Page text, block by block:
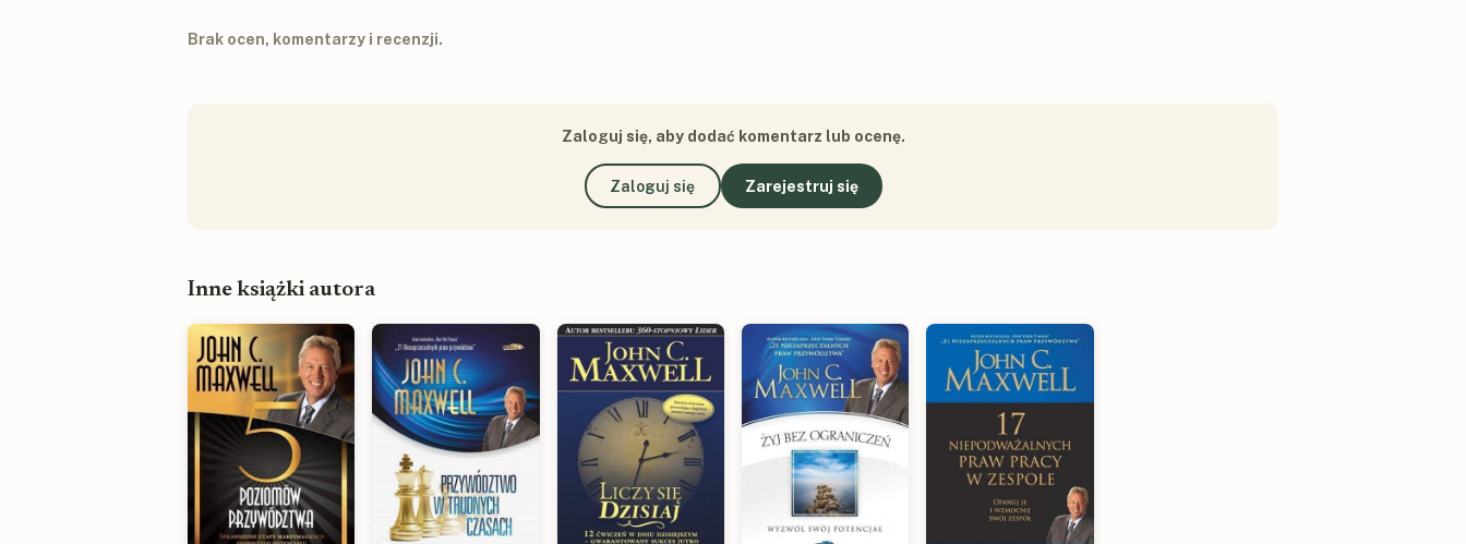
Brak ocen, komentarzy i recenzji.
Zaloguj się, aby dodać komentarz lub ocenę.
Zaloguj się Zarejestruj się
Inne książki autora